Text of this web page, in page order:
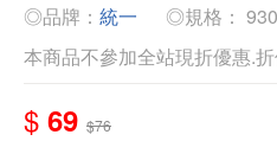
◎品牌： 統一
◎規格：
本商品不參加全站現折優惠.
$ 69 $76